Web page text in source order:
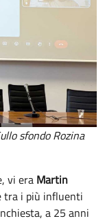
sfondo Rozina
vi era Martin
tra i più influenti
a 25 anni